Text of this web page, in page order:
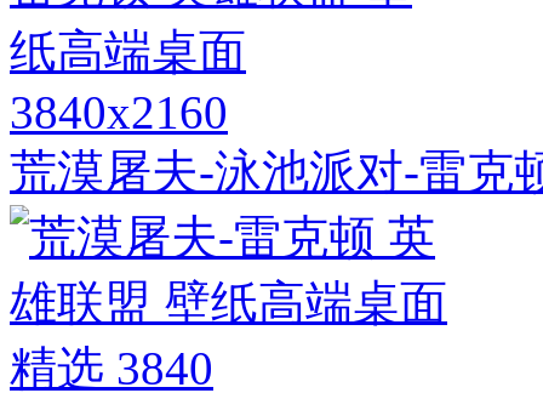
3840x2160
荒漠屠夫-泳池派对-雷克